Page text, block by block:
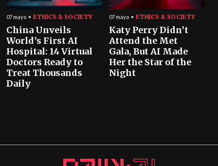
07 mayo ETHICS & SOCIETY
China Unveils
World’s First AI
Hospital: 14 Virtual
Doctors Ready to
Treat Thousands
Daily
07 mayo ETHICS & SOCIETY
Katy Perry Didn’t
Attend the Met
Gala, But AI Made
Her the Star of the
Night